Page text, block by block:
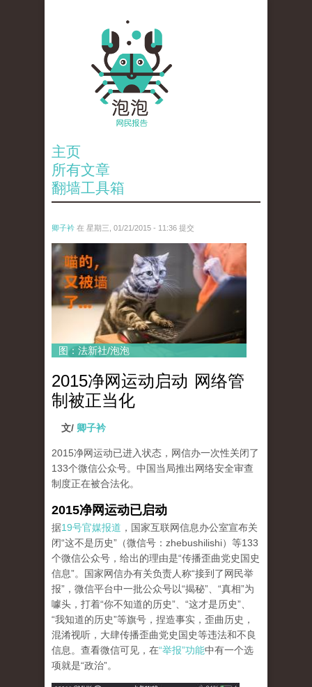
主页
所有文章
翻墙工具箱
卿子衿 在 星期三, 01/21/2015 - 11:36 提交
untitled.jpg
图：法新社/泡泡
2015净网运动启动 网络管
制被正当化
文/ 卿子衿
2015净网运动已进入状态，网信办一次性关闭了
133个微信公众号。中国当局推出网络安全审查
制度正在被合法化。
2015净网运动已启动
据19号官媒报道 ，国家互联网信息办公室宣布关
闭“这不是历史”（微信号：zhebushilishi）等133
个微信公众号，给出的理由是“传播歪曲党史国史
信息”。国家网信办有关负责人称“接到了网民举
报”，微信平台中一批公众号以“揭秘”、“真相”为
噱头，打着“你不知道的历史”、“这才是历史”、
“我知道的历史”等旗号，捏造事实，歪曲历史，
混淆视听，大肆传播歪曲党史国史等违法和不良
信息。查看微信可见，在“举报”功能中有一个选
项就是“政治”。